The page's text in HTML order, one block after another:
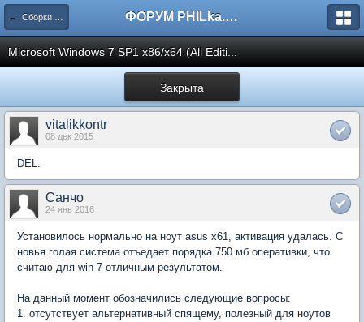
← Сборки Windows от PHILKA.RU ФОРУМ PHILka.RU
Microsoft Windows 7 SP1 x86/x64 (All Editi...
Закрыта
vitalikkontr
08 дек 2015
DEL.
Санчо
24 янв 2016
Установилось нормально на ноут asus x61, активация удалась. С
новья голая система отъедает порядка 750 мб оперативки, что
считаю для win 7 отличным результатом.
На данный момент обозначились следующие вопросы:
1. отсутствует альтернативный спящему, полезный для ноутов